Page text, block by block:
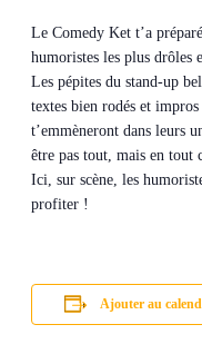
Le Comedy Ket t’a
humoristes les plus drôles
Les pépites du stand-up
textes bien rodés et
t’emmèneront dans leurs
être pas tout, mais en tout
Ici, sur scène, les
profiter !
Ajouter au